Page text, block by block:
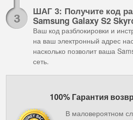
ШАГ 3: Получите код
Samsung Galaxy S2
Ваш код разблокировки и
на ваш электронный адрес
насколько позволит ваша
сеть.
100% Гарантия
В маловероятном